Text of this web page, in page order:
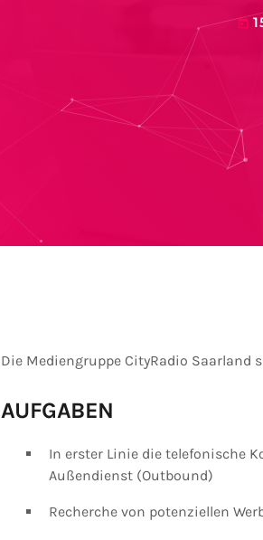
today
Die Mediengruppe CityRadio
AUFGABEN
In erster Linie die telefonische
Außendienst (Outbound)
Recherche von potenziellen